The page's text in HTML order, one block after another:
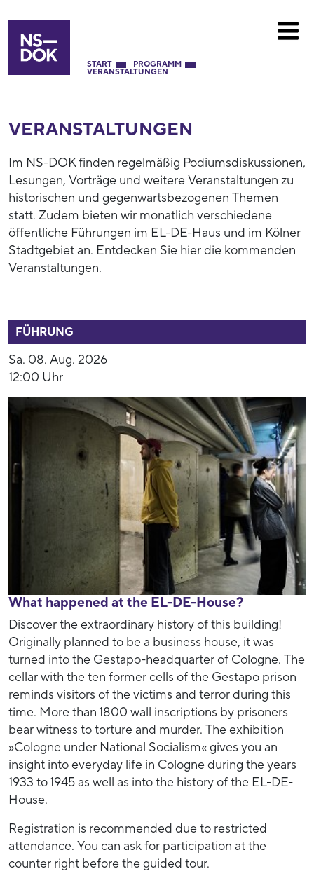
START PROGRAMM
VERANSTALTUNGEN
VERANSTALTUNGEN
Im NS-DOK finden regelmäßig Podiumsdiskussionen,
Lesungen, Vorträge und weitere Veranstaltungen zu
historischen und gegenwartsbezogenen Themen
statt. Zudem bieten wir monatlich verschiedene
öffentliche Führungen im EL-DE-Haus und im Kölner
Stadtgebiet an. Entdecken Sie hier die kommenden
Veranstaltungen.
FÜHRUNG
Sa. 08. Aug. 2026
12:00 Uhr
What happened at the EL-DE-House?
Discover the extraordinary history of this building!
Originally planned to be a business house, it was
turned into the Gestapo-headquarter of Cologne. The
cellar with the ten former cells of the Gestapo prison
reminds visitors of the victims and terror during this
time. More than 1800 wall inscriptions by prisoners
bear witness to torture and murder. The exhibition
»Cologne under National Socialism« gives you an
insight into everyday life in Cologne during the years
1933 to 1945 as well as into the history of the EL-DE-
House.
Registration is recommended due to restricted
attendance. You can ask for participation at the
counter right before the guided tour.